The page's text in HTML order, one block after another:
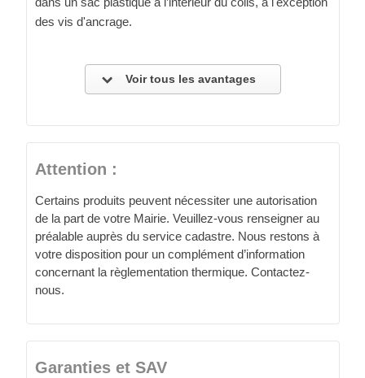
des vis d'ancrage.
Voir tous les avantages
Attention :
Certains produits peuvent nécessiter une autorisation
de la part de votre Mairie. Veuillez-vous renseigner au
préalable auprès du service cadastre. Nous restons à
votre disposition pour un complément d’information
concernant la règlementation thermique. Contactez-
nous.
Garanties et SAV